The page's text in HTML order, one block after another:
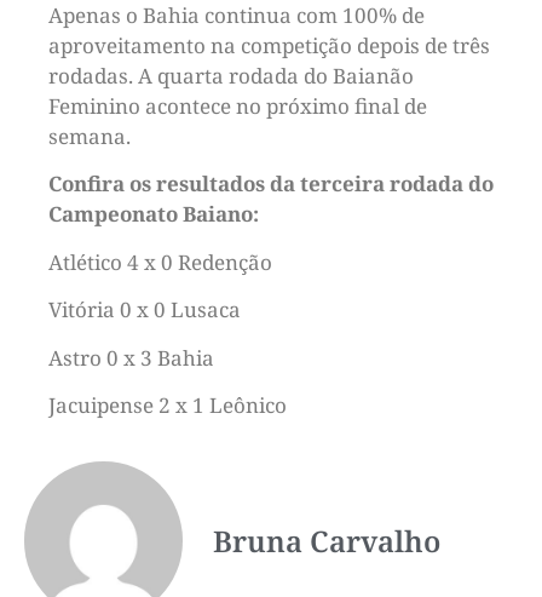
Apenas o Bahia continua com 100% de
aproveitamento na competição depois de três
rodadas. A quarta rodada do Baianão
Feminino acontece no próximo final de
semana.
Confira os resultados da terceira rodada do
Campeonato Baiano:
Atlético 4 x 0 Redenção
Vitória 0 x 0 Lusaca
Astro 0 x 3 Bahia
Jacuipense 2 x 1 Leônico
Bruna Carvalho